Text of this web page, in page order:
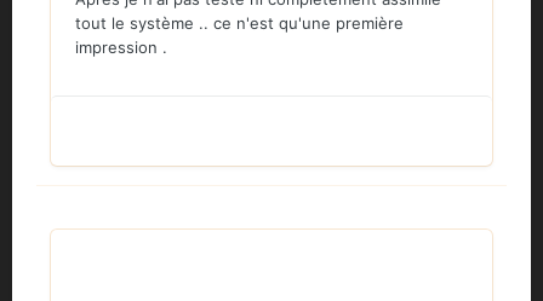
tout le système .. ce n'est qu'une première
impression .